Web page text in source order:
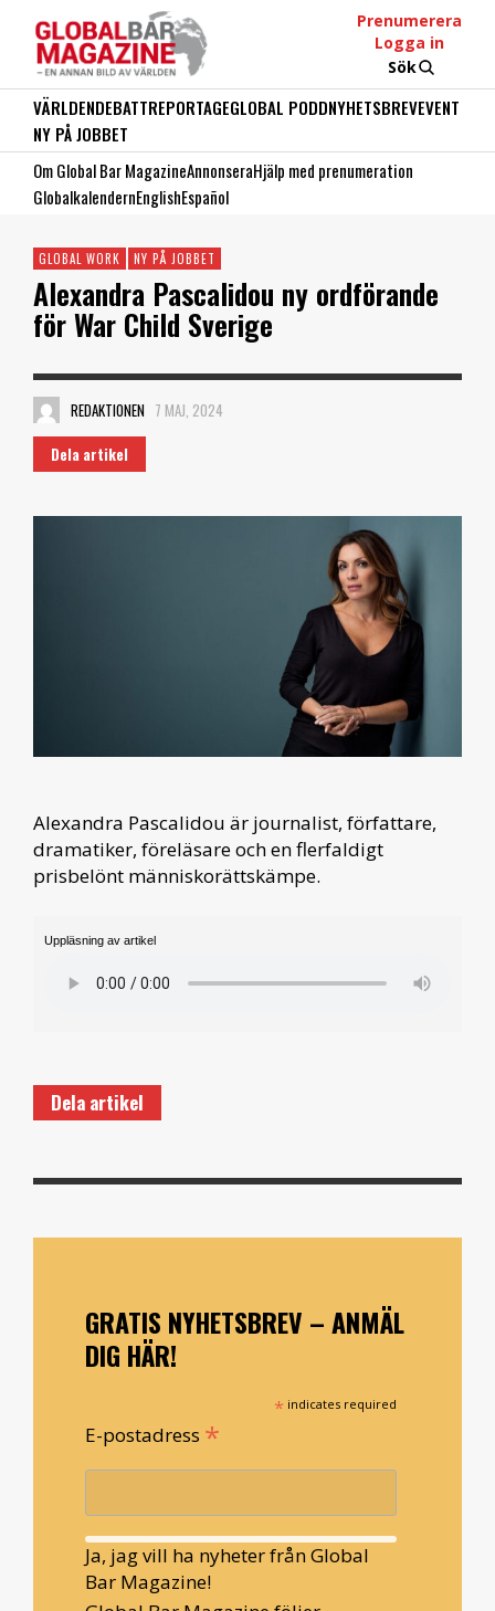
Prenumerera
Logga in
Sök
VÄRLDENDEBATTREPORTAGEGLOBAL PODDNYHETSBREVEVENT
NY PÅ JOBBET
Om Global Bar MagazineAnnonseraHjälp med prenumeration
GlobalkalendernEnglishEspañol
GLOBAL WORK NY PÅ JOBBET
Alexandra Pascalidou ny ordförande
för War Child Sverige
REDAKTIONEN 7 MAJ, 2024
Dela artikel
Alexandra Pascalidou är journalist, författare,
dramatiker, föreläsare och en flerfaldigt
prisbelönt människorättskämpe.
Uppläsning av artikel
Dela artikel
GRATIS NYHETSBREV – ANMÄL
DIG HÄR!
* indicates required
E-postadress *
Ja, jag vill ha nyheter från Global
Bar Magazine!